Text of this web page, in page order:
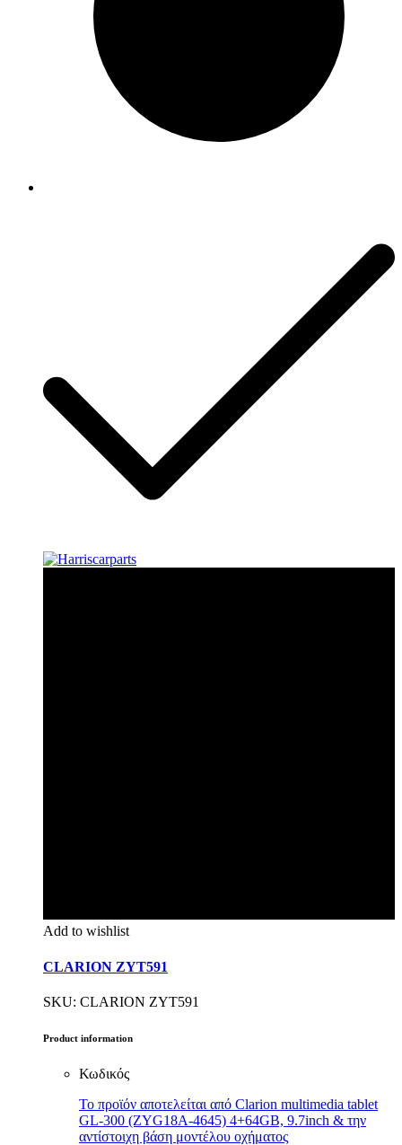
Add to wishlist
CLARION ZYT591
SKU: CLARION ZYT591
Product information
Κωδικός
Το προϊόν αποτελείται από Clarion multimedia tablet
GL-300 (ZYG18A-4645) 4+64GB, 9.7inch & την
αντίστοιχη βάση μοντέλου οχήματος